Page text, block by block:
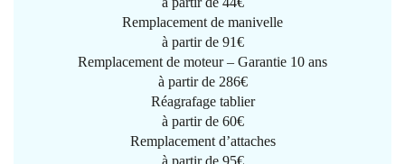
Remplacement de manivelle
à partir de 91€
Remplacement de moteur – Garantie 10 ans
à partir de 286€
Réagrafage tablier
à partir de 60€
Remplacement d’attaches
à partir de 95€